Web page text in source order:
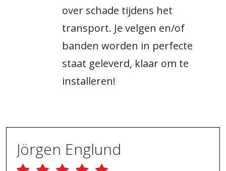
over schade tijdens het
transport. Je velgen en/of
banden worden in perfecte
staat geleverd, klaar om te
installeren!
Jörgen Englund